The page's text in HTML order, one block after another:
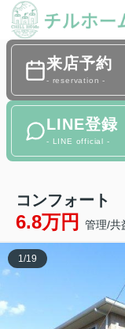
来店予約
- reservation -
LINE登録
- LINE official -
コンフォート
6.8万円 管理/共
1/19